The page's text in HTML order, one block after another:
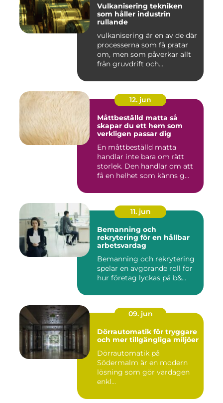
Vulkanisering tekniken
som håller industrin
rullande
vulkanisering är en av de där
processerna som få pratar
om, men som påverkar allt
från gruvdrift och...
12. jun
Måttbeställd matta så
skapar du ett hem som
verkligen passar dig
En måttbeställd matta
handlar inte bara om rätt
storlek. Den handlar om att
få en helhet som känns g...
11. jun
Bemanning och
rekrytering för en hållbar
arbetsvardag
Bemanning och rekrytering
spelar en avgörande roll för
hur företag lyckas på b&...
09. jun
Dörrautomatik för tryggare
och mer tillgängliga miljöer
Dörrautomatik på
Södermalm är en modern
lösning som gör vardagen
enkl...